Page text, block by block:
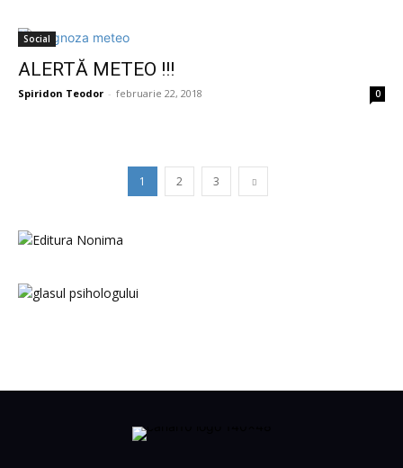
Social
ALERTĂ METEO !!!
Spiridon Teodor - februarie 22, 2018 0
1 2 3